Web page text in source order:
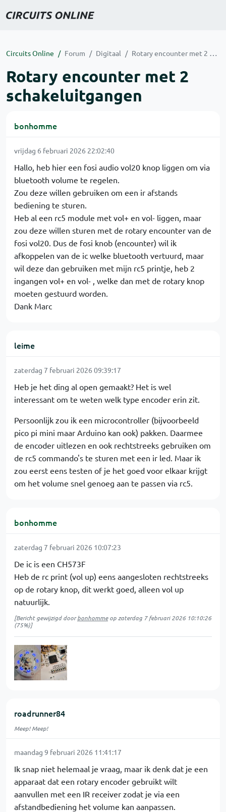
Circuits Online Forum Digitaal Rotary encounter met 2 schakeluitgangen
Rotary encounter met 2
schakeluitgangen
bonhomme
vrijdag 6 februari 2026 22:02:40
Hallo, heb hier een fosi audio vol20 knop liggen om via
bluetooth volume te regelen.
Zou deze willen gebruiken om een ir afstands
bediening te sturen.
Heb al een rc5 module met vol+ en vol- liggen, maar
zou deze willen sturen met de rotary encounter van de
fosi vol20. Dus de fosi knob (encounter) wil ik
afkoppelen van de ic welke bluetooth vertuurd, maar
wil deze dan gebruiken met mijn rc5 printje, heb 2
ingangen vol+ en vol- , welke dan met de rotary knop
moeten gestuurd worden.
Dank Marc
leime
zaterdag 7 februari 2026 09:39:17
Heb je het ding al open gemaakt? Het is wel
interessant om te weten welk type encoder erin zit.
Persoonlijk zou ik een microcontroller (bijvoorbeeld
pico pi mini maar Arduino kan ook) pakken. Daarmee
de encoder uitlezen en ook rechtstreeks gebruiken om
de rc5 commando's te sturen met een ir led. Maar ik
zou eerst eens testen of je het goed voor elkaar krijgt
om het volume snel genoeg aan te passen via rc5.
bonhomme
zaterdag 7 februari 2026 10:07:23
De ic is een CH573F
Heb de rc print (vol up) eens aangesloten rechtstreeks
op de rotary knop, dit werkt goed, alleen vol up
natuurlijk.
[Bericht gewijzigd doorbonhommeop zaterdag 7 februari 2026 10:10:26
(75%)]
roadrunner84
Meep! Meep!
maandag 9 februari 2026 11:41:17
Ik snap niet helemaal je vraag, maar ik denk dat je een
apparaat dat een rotary encoder gebruikt wilt
aanvullen met een IR receiver zodat je via een
afstandbediening het volume kan aanpassen.